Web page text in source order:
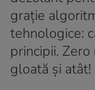
grație
tehnologice:
principii.
gloată și atât!